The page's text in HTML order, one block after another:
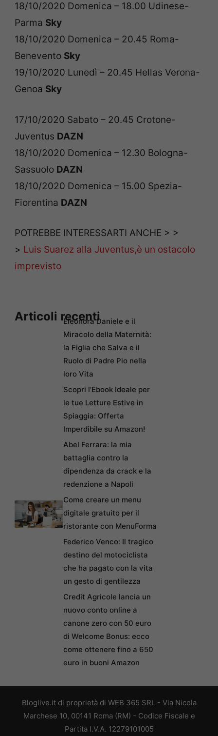
18/10/2020 Domenica – 18.00 Udinese-
Parma Sky
18/10/2020 Domenica – 20.45 Roma-
Benevento Sky
19/10/2020 Lunedì – 20.45 Hellas Verona-
Genoa Sky
17/10/2020 Sabato – 20.45 Crotone-
Juventus DAZN
18/10/2020 Domenica – 12.30 Bologna-
Sassuolo DAZN
18/10/2020 Domenica – 15.00 Spezia-
Fiorentina DAZN
POTREBBE INTERESSARTI ANCHE > >
> Luis Suarez alla Juventus,è un ostacolo
imprevisto
Articoli recentiEleonora Daniele e il
Miracolo della Maternità:
la Figlia che Salva e il
Ruolo di Padre Pio nella
loro Vita
Scopri l’Ebook Ideale per
le tue Letture Estive in
Spiaggia: Offerta
Imperdibile su Amazon!
Abel Ferrara: la mia
battaglia contro la
dipendenza da crack e la
redenzione a Napoli
Come creare un menu
digitale gratuito per il
ristorante con MenuForma
Federico Venco: Il tragico
destino del motociclista
che ha pagato con la vita
un gesto di gentilezza
Credit Agricole lancia un
nuovo conto online a
canone zero con 50 euro
di Welcome Bonus: ecco
come ottenere fino a 650
euro in buoni Amazon
Bloglive.it di proprietà di WEB 365 SRL - Via Nicola
Marchese 10, 00141 Roma (RM) - Codice Fiscale e
Partita I.V.A. 12279101005